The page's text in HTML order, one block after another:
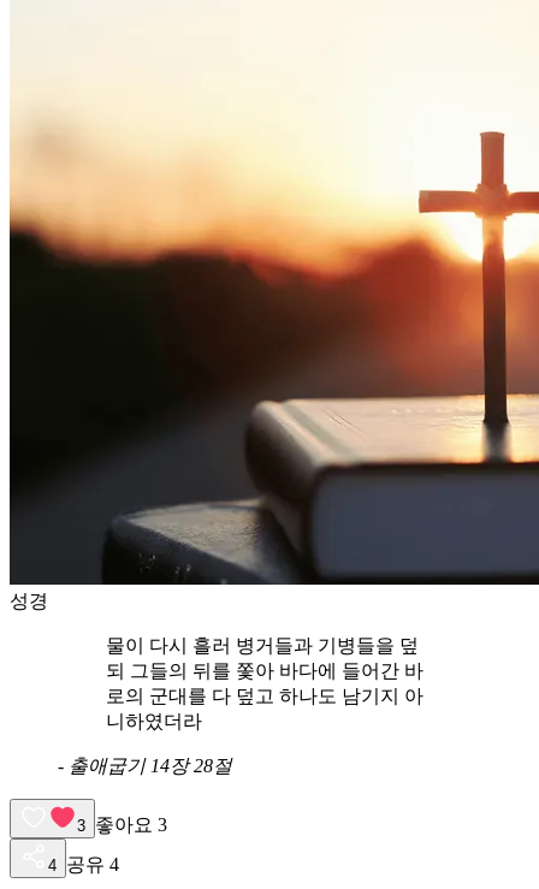
성경
물이 다시 흘러 병거들과 기병들을 덮
되 그들의 뒤를 쫓아 바다에 들어간 바
로의 군대를 다 덮고 하나도 남기지 아
니하였더라
- 출애굽기 14장 28절
3 좋아요 3
4 공유 4